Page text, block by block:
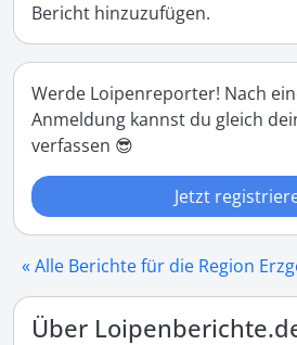
Bericht hinzuzufügen.
Werde Loipenreporter! Nach
Anmeldung kannst du gleich
verfassen 😎
Jetzt
« Alle Berichte für die Region
Über